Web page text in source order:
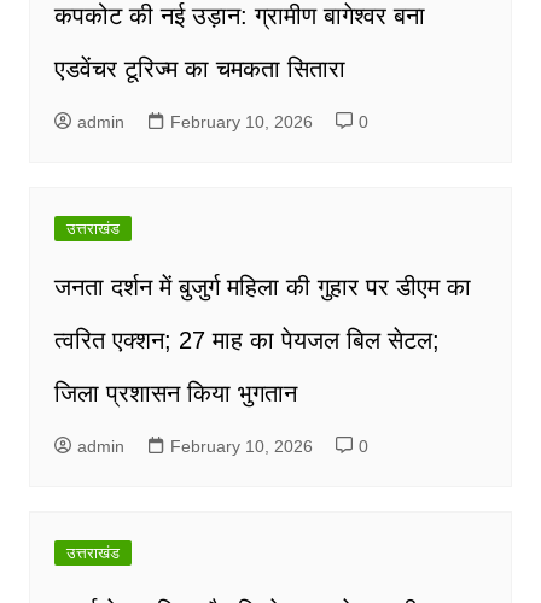
कपकोट की नई उड़ान: ग्रामीण बागेश्वर बना
एडवेंचर टूरिज्म का चमकता सितारा
admin February 10, 2026 0
उत्तराखंड
जनता दर्शन में बुजुर्ग महिला की गुहार पर डीएम का
त्वरित एक्शन; 27 माह का पेयजल बिल सेटल;
जिला प्रशासन किया भुगतान
admin February 10, 2026 0
उत्तराखंड